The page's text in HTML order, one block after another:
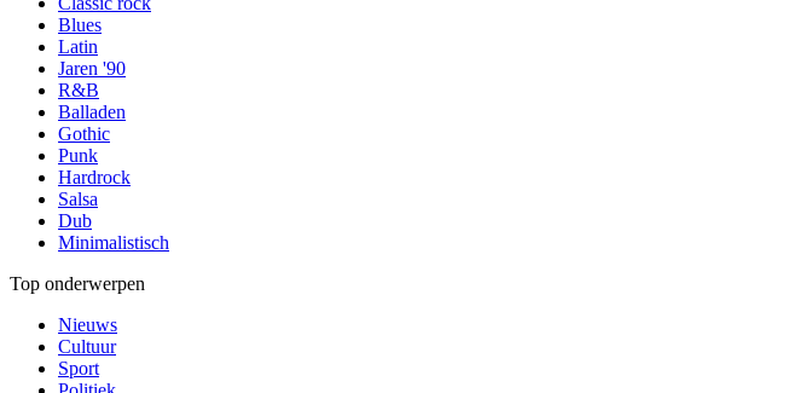
Blues
Latin
Jaren '90
R&B
Balladen
Gothic
Punk
Hardrock
Salsa
Dub
Minimalistisch
Top onderwerpen
Nieuws
Cultuur
Sport